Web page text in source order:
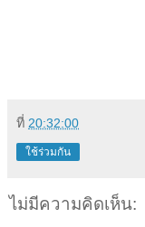
ที่ 20:32:00
ใช้ร่วมกัน
ไม่มีความคิดเห็น: